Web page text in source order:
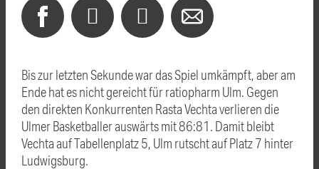
Bis zur letzten Sekunde war das Spiel umkämpft, aber am
Ende hat es nicht gereicht für ratiopharm Ulm. Gegen
den direkten Konkurrenten Rasta Vechta verlieren die
Ulmer Basketballer auswärts mit 86:81. Damit bleibt
Vechta auf Tabellenplatz 5, Ulm rutscht auf Platz 7 hinter
Ludwigsburg.